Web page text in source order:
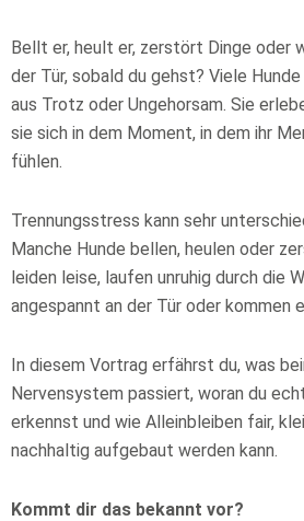
Bellt er, heult er, zerstört Dinge oder
der Tür, sobald du gehst? Viele
aus Trotz oder Ungehorsam. Sie
sie sich in dem Moment, in dem ihr
fühlen.
Trennungsstress kann sehr
Manche Hunde bellen, heulen oder
leiden leise, laufen unruhig durch die
angespannt an der Tür oder kommen
In diesem Vortrag erfährst du, was
Nervensystem passiert, woran du
erkennst und wie Alleinbleiben fair,
nachhaltig aufgebaut werden kann.
Kommt dir das bekannt vor?